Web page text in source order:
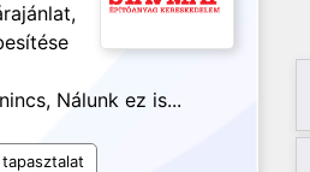
Nálunk ez is...